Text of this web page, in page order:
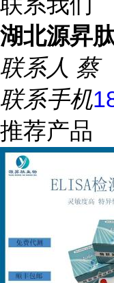
湖北源昇
联系人 蔡
联系手机
推荐产品